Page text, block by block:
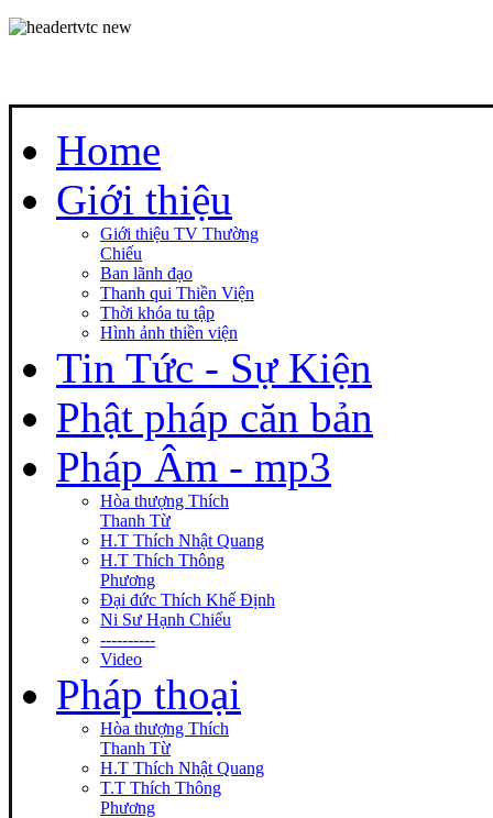
Home
Giới thiệu
Giới thiệu TV Thường
Chiếu
Ban lãnh đạo
Thanh qui Thiền Viện
Thời khóa tu tập
Hình ảnh thiền viện
Tin Tức - Sự Kiện
Phật pháp căn bản
Pháp Âm - mp3
Hòa thượng Thích
Thanh Từ
H.T Thích Nhật Quang
H.T Thích Thông
Phương
Đại đức Thích Khế Định
Ni Sư Hạnh Chiếu
----------
Video
Pháp thoại
Hòa thượng Thích
Thanh Từ
H.T Thích Nhật Quang
T.T Thích Thông
Phương